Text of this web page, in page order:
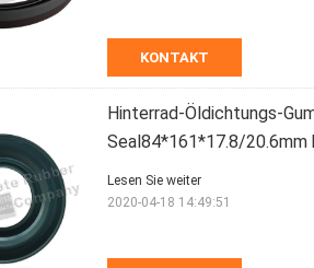
KONTAKT
Hinterrad-Öldichtungs-
Seal84*161*17.8/
Lesen Sie weiter
2020-04-18 14:49:51